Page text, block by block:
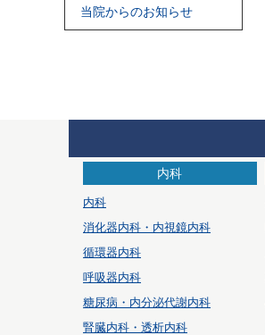
当院からのお知らせ
内科
内科
消化器内科・内視鏡内科
循環器内科
呼吸器内科
糖尿病・内分泌代謝内科
腎臓内科・透析内科